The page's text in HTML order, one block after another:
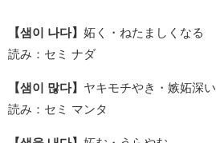
【샘이 나다】 妬く・ねたましくなる
読み：セミ ナダ
【샘이 많다】 ヤキモチやき・嫉妬深い
読み：セミ マンタ